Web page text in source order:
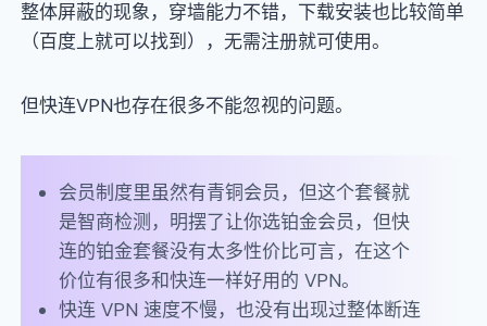
整体屏蔽的现象，穿墙能力不错，下载安装也比较简单
（百度上就可以找到），无需注册就可使用。
但快连VPN也存在很多不能忽视的问题。
会员制度里虽然有青铜会员，但这个套餐就
是智商检测，明摆了让你选铂金会员，但快
连的铂金套餐没有太多性价比可言，在这个
价位有很多和快连一样好用的 VPN。
快连 VPN 速度不慢，也没有出现过整体断连